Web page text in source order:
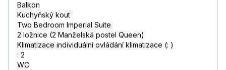
Balkon
Kuchyňský kout
Two Bedroom Imperial Suite
2 ložnice (2 Manželská postel Queen)
Klimatizace individuální ovládání klimatizace (: )
: 2
WC